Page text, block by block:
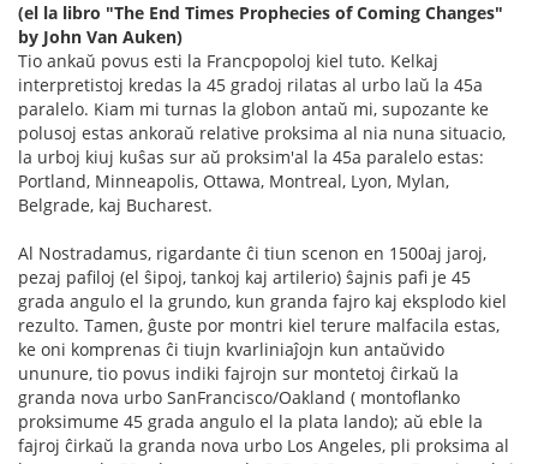
(el la libro "The End Times Prophecies of Coming Changes"
by John Van Auken)
Tio ankaŭ povus esti la Francpopoloj kiel tuto. Kelkaj
interpretistoj kredas la 45 gradoj rilatas al urbo laŭ la 45a
paralelo. Kiam mi turnas la globon antaŭ mi, supozante ke
polusoj estas ankoraŭ relative proksima al nia nuna situacio,
la urboj kiuj kuŝas sur aŭ proksim'al la 45a paralelo estas:
Portland, Minneapolis, Ottawa, Montreal, Lyon, Mylan,
Belgrade, kaj Bucharest.
Al Nostradamus, rigardante ĉi tiun scenon en 1500aj jaroj,
pezaj pafiloj (el ŝipoj, tankoj kaj artilerio) ŝajnis pafi je 45
grada angulo el la grundo, kun granda fajro kaj eksplodo kiel
rezulto. Tamen, ĝuste por montri kiel terure malfacila estas,
ke oni komprenas ĉi tiujn kvarliniaĵojn kun antaŭvido
ununure, tio povus indiki fajrojn sur montetoj ĉirkaŭ la
granda nova urbo SanFrancisco/Oakland ( montoflanko
proksimume 45 grada angulo el la plata lando); aŭ eble la
fajroj ĉirkaŭ la granda nova urbo Los Angeles, pli proksima al